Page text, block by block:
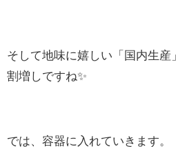
そして地味に嬉しい「国内生
割増しですね✨
では、容器に入れていきます。